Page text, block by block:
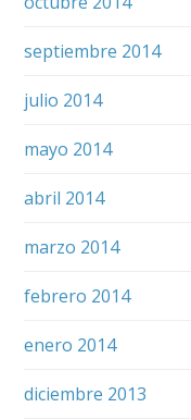
septiembre 2014
julio 2014
mayo 2014
abril 2014
marzo 2014
febrero 2014
enero 2014
diciembre 2013